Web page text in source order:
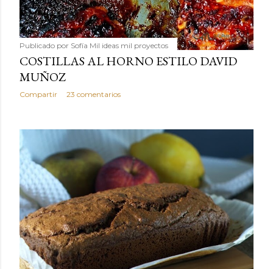
Publicado por Sofía Mil ideas mil proyectos
COSTILLAS AL HORNO ESTILO DAVID
MUÑOZ
Compartir 23 comentarios